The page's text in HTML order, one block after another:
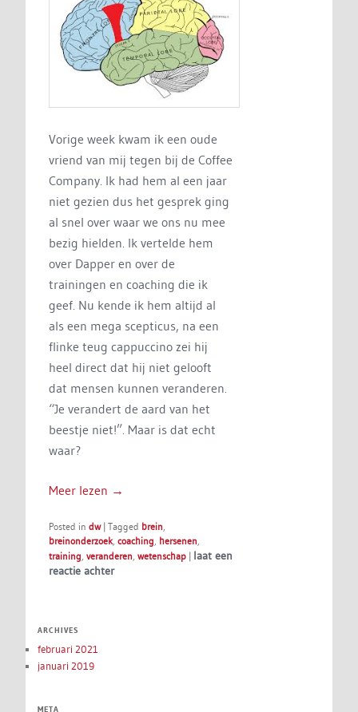
Vorige week kwam ik een oude
vriend van mij tegen bij de Coffee
Company. Ik had hem al een jaar
niet gezien dus het gesprek ging
al snel over waar we ons nu mee
bezig hielden. Ik vertelde hem
over Dapper en over de
trainingen en coaching die ik
geef. Nu kende ik hem altijd al
als een mega scepticus, na een
flinke teug cappuccino zei hij
heel direct dat hij niet gelooft
dat mensen kunnen veranderen.
“Je verandert de aard van het
beestje niet!”. Maar is dat echt
waar?
Meer lezen →
Posted in dw |Tagged brein
breinonderzoek,coaching hersenen
training ,veranderen ,wetenschap | laat een
reactie achter
ARCHIVES
februari 2021
januari 2019
META